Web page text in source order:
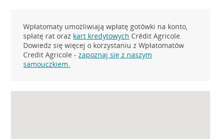
Wpłatomaty umożliwiają wpłatę gotówki na konto,
spłatę rat oraz kart kredytowych Crédit Agricole.
Dowiedz się więcej o korzystaniu z Wpłatomatów
Credit Agricole -zapoznaj się z naszym
samouczkiem.